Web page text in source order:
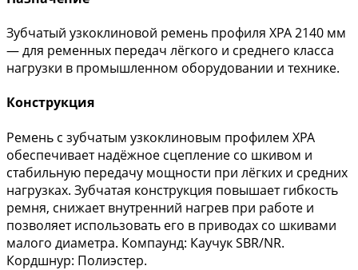
Зубчатый узкоклиновой ремень профиля XPA 2140 мм
— для ременных передач лёгкого и среднего класса
нагрузки в промышленном оборудовании и технике.
Конструкция
Ремень с зубчатым узкоклиновым профилем XPA
обеспечивает надёжное сцепление со шкивом и
стабильную передачу мощности при лёгких и средних
нагрузках. Зубчатая конструкция повышает гибкость
ремня, снижает внутренний нагрев при работе и
позволяет использовать его в приводах со шкивами
малого диаметра. Компаунд: Каучук SBR/NR.
Кордшнур: Полиэстер.